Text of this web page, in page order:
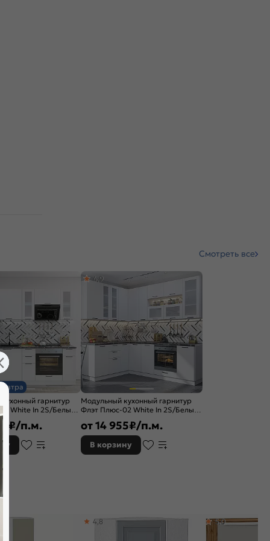
Смотреть все
кухонный гарнитур
White In 2S/Белый
₽/п.м.
Модульный кухонный гарнитур
Флэт Плюс-02 White In 2S/Белый
2340x1700/2400x600
4,9
от14 955₽/п.м.
В корзину
4,8 5,0